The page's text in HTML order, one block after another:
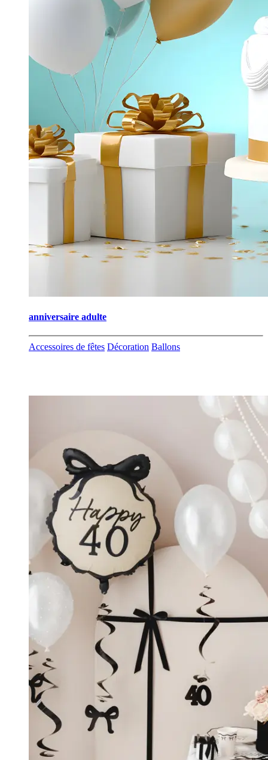
anniversaire adulte
Accessoires de fêtes Décoration Ballons